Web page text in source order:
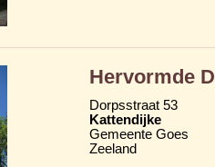
Hervormde
Dorpsstraat 53
Kattendijke
Gemeente Goes
Zeeland